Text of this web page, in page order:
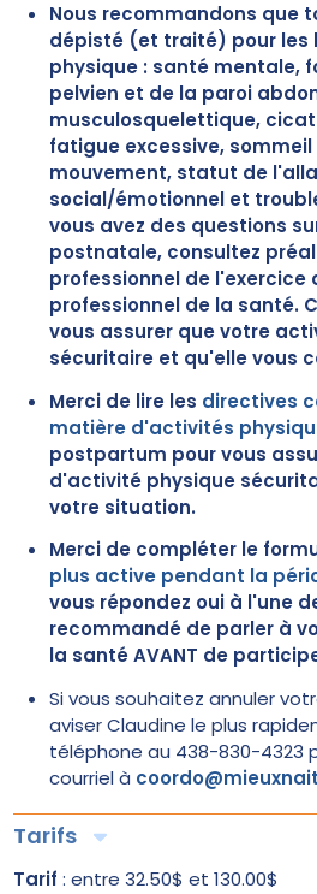
Nous recommandons que
dépisté (et traité) pour les
physique : santé mentale,
pelvien et de la paroi
musculosquelettique,
fatigue excessive,
mouvement, statut de
social/émotionnel et
vous avez des questions
postnatale, consultez
professionnel de l'exercice
professionnel de la santé.
vous assurer que votre
sécuritaire et qu'elle vous
Merci de lire les directives
matière d'activités
postpartum pour vous
d'activité physique
votre situation.
Merci de compléter le
plus active pendant la
vous répondez oui à l'une
recommandé de parler à
la santé AVANT de
Si vous souhaitez annuler
aviser Claudine le plus
téléphone au 438-830-4323
courriel à
Tarifs
Tarif : entre 32.50$ et 130.00$